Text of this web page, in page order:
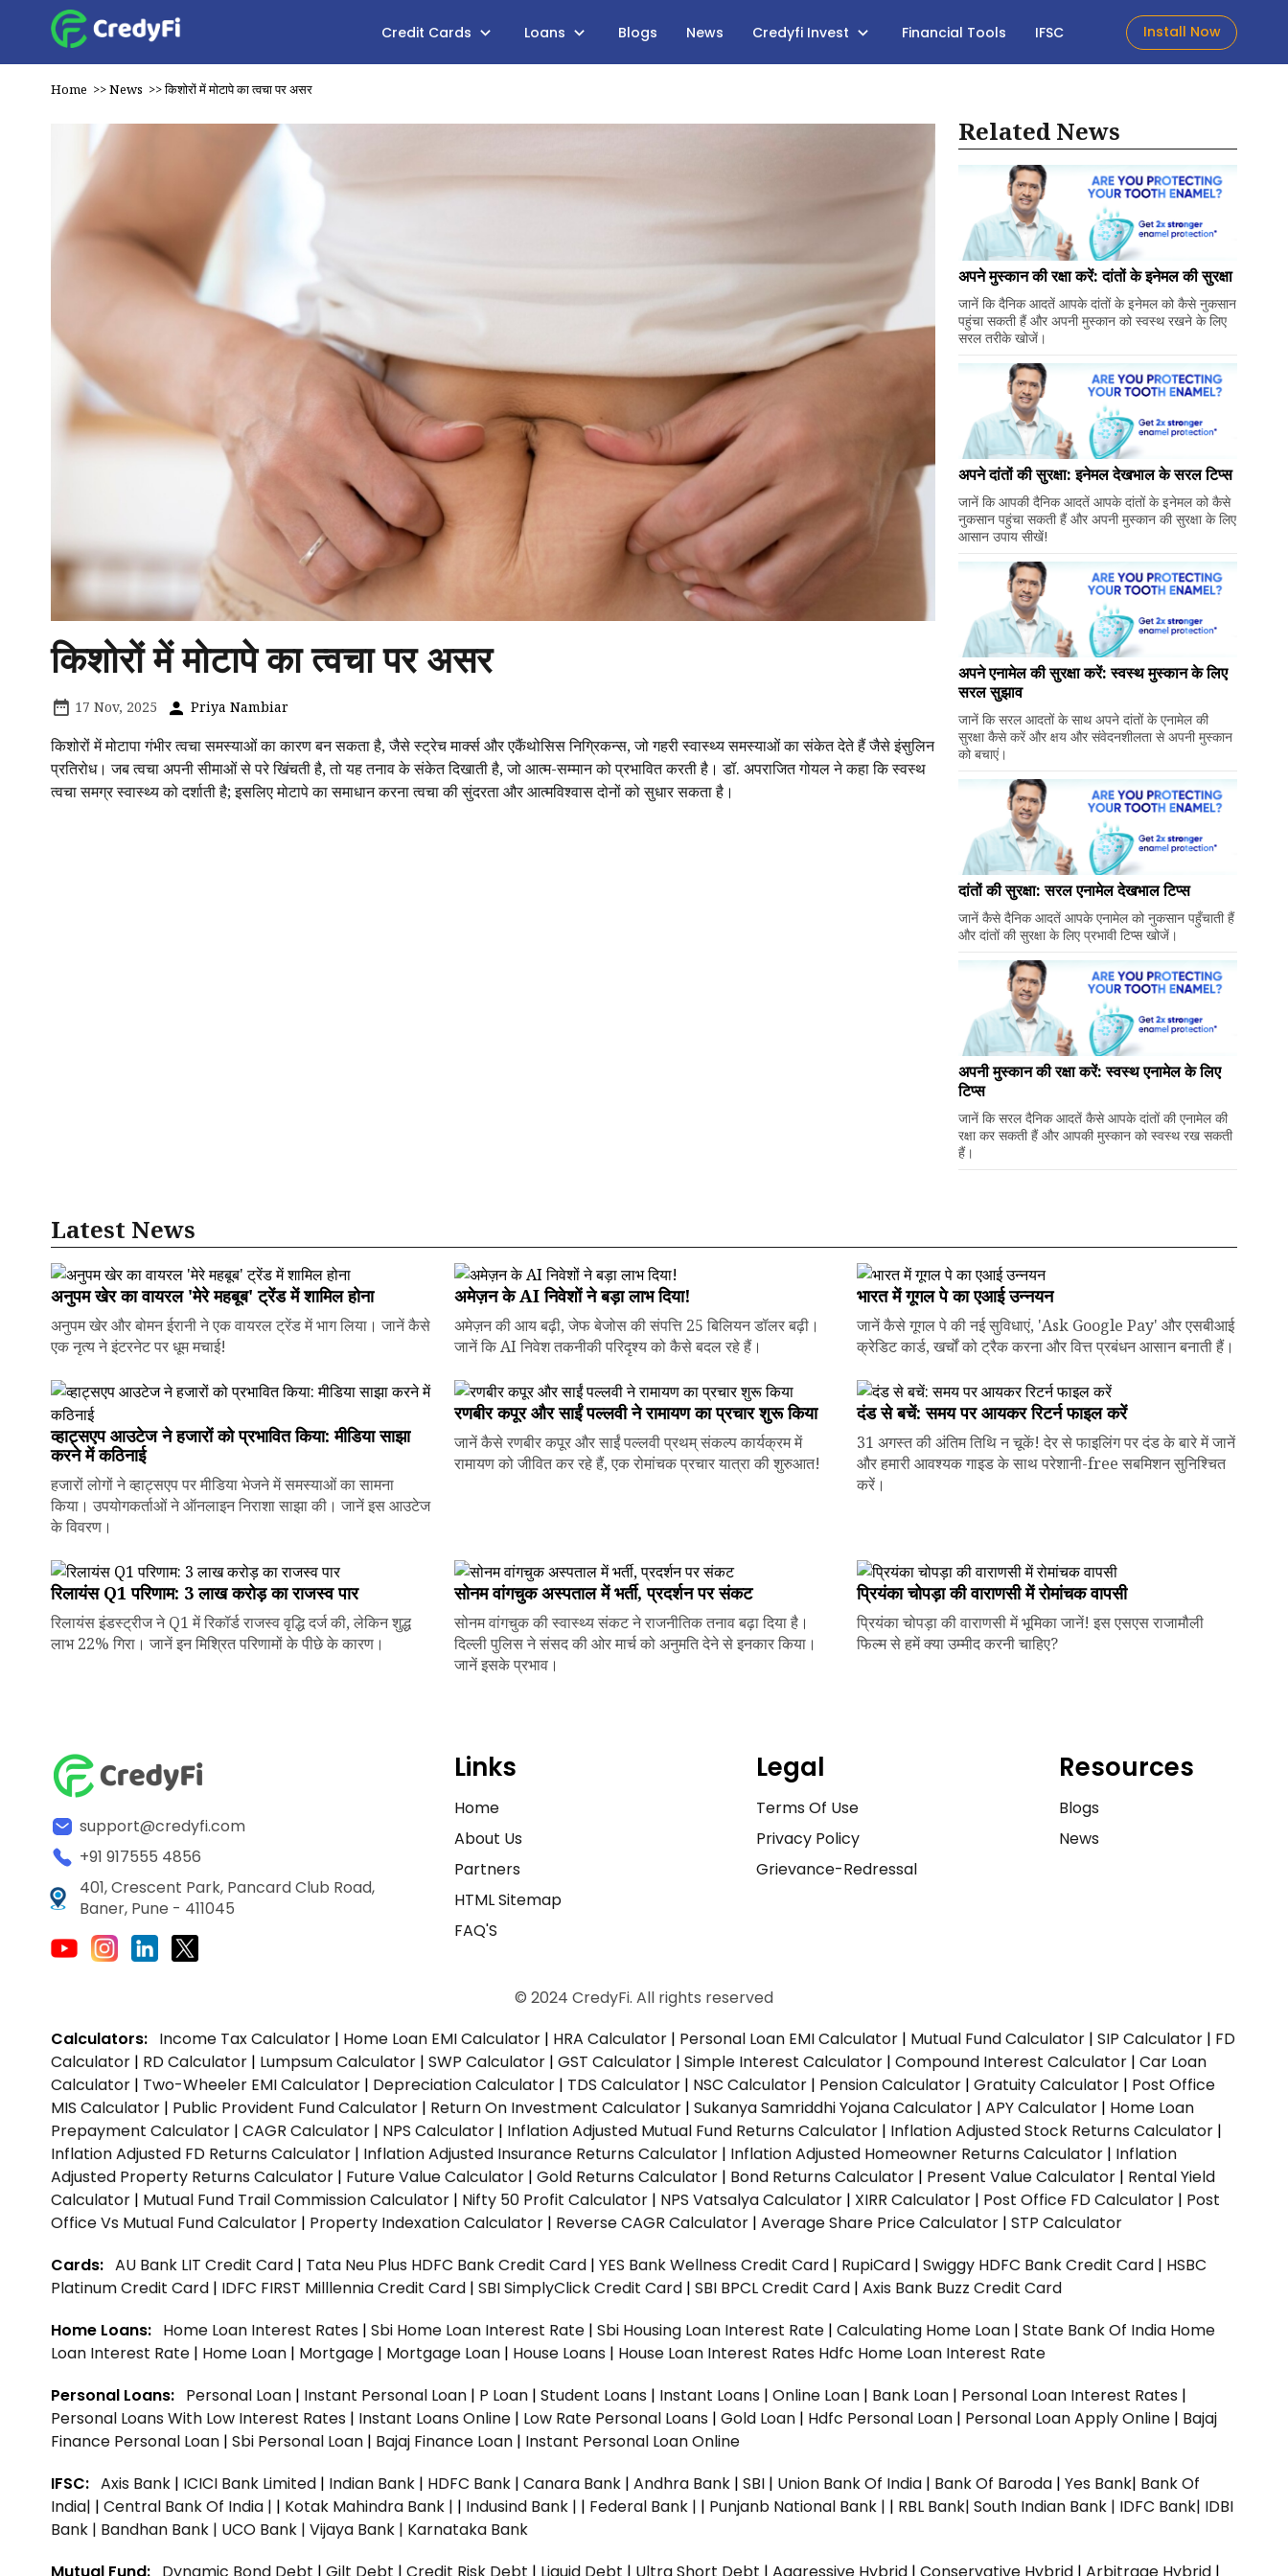
Credit Cards Loans Blogs News Credyfi Invest Financial Tools IFSC Install Now
Home >>News >>किशोरों में मोटापे का त्वचा पर असर
किशोरों में मोटापे का त्वचा पर असर
17 Nov, 2025 Priya Nambiar
किशोरों में मोटापा गंभीर त्वचा समस्याओं का कारण बन सकता है, जैसे स्ट्रेच मार्क्स और एकैंथोसिस निग्रिकन्स, जो गहरी स्वास्थ्य समस्याओं का संकेत देते हैं जैसे इंसुलिन
प्रतिरोध। जब त्वचा अपनी सीमाओं से परे खिंचती है, तो यह तनाव के संकेत दिखाती है, जो आत्म-सम्मान को प्रभावित करती है। डॉ. अपराजित गोयल ने कहा कि स्वस्थ
त्वचा समग्र स्वास्थ्य को दर्शाती है; इसलिए मोटापे का समाधान करना त्वचा की सुंदरता और आत्मविश्वास दोनों को सुधार सकता है।
Related News
अपने मुस्कान की रक्षा करें: दांतों के इनेमल की सुरक्षा
जानें कि दैनिक आदतें आपके दांतों के इनेमल को कैसे नुकसान
पहुंचा सकती हैं और अपनी मुस्कान को स्वस्थ रखने के लिए
सरल तरीके खोजें।
अपने दांतों की सुरक्षा: इनेमल देखभाल के सरल टिप्स
जानें कि आपकी दैनिक आदतें आपके दांतों के इनेमल को कैसे
नुकसान पहुंचा सकती हैं और अपनी मुस्कान की सुरक्षा के लिए
आसान उपाय सीखें!
अपने एनामेल की सुरक्षा करें: स्वस्थ मुस्कान के लिए
सरल सुझाव
जानें कि सरल आदतों के साथ अपने दांतों के एनामेल की
सुरक्षा कैसे करें और क्षय और संवेदनशीलता से अपनी मुस्कान
को बचाएं।
दांतों की सुरक्षा: सरल एनामेल देखभाल टिप्स
जानें कैसे दैनिक आदतें आपके एनामेल को नुकसान पहुँचाती हैं
और दांतों की सुरक्षा के लिए प्रभावी टिप्स खोजें।
अपनी मुस्कान की रक्षा करें: स्वस्थ एनामेल के लिए
टिप्स
जानें कि सरल दैनिक आदतें कैसे आपके दांतों की एनामेल की
रक्षा कर सकती हैं और आपकी मुस्कान को स्वस्थ रख सकती
हैं।
Latest News
अनुपम खेर का वायरल 'मेरे महबूब' ट्रेंड में शामिल होना
अनुपम खेर और बोमन ईरानी ने एक वायरल ट्रेंड में भाग लिया। जानें कैसे
एक नृत्य ने इंटरनेट पर धूम मचाई!
अमेज़न के AI निवेशों ने बड़ा लाभ दिया!
अमेज़न की आय बढ़ी, जेफ बेजोस की संपत्ति 25 बिलियन डॉलर बढ़ी।
जानें कि AI निवेश तकनीकी परिदृश्य को कैसे बदल रहे हैं।
भारत में गूगल पे का एआई उन्नयन
जानें कैसे गूगल पे की नई सुविधाएं, 'Ask Google Pay' और एसबीआई
क्रेडिट कार्ड, खर्चों को ट्रैक करना और वित्त प्रबंधन आसान बनाती हैं।
व्हाट्सएप आउटेज ने हजारों को प्रभावित किया: मीडिया साझा
करने में कठिनाई
हजारों लोगों ने व्हाट्सएप पर मीडिया भेजने में समस्याओं का सामना
किया। उपयोगकर्ताओं ने ऑनलाइन निराशा साझा की। जानें इस आउटेज
के विवरण।
रणबीर कपूर और साईं पल्लवी ने रामायण का प्रचार शुरू किया
जानें कैसे रणबीर कपूर और साईं पल्लवी प्रथम् संकल्प कार्यक्रम में
रामायण को जीवित कर रहे हैं, एक रोमांचक प्रचार यात्रा की शुरुआत!
दंड से बचें: समय पर आयकर रिटर्न फाइल करें
31 अगस्त की अंतिम तिथि न चूकें! देर से फाइलिंग पर दंड के बारे में जानें
और हमारी आवश्यक गाइड के साथ परेशानी-free सबमिशन सुनिश्चित
करें।
रिलायंस Q1 परिणाम: ₹3 लाख करोड़ का राजस्व पार
रिलायंस इंडस्ट्रीज ने Q1 में रिकॉर्ड राजस्व वृद्धि दर्ज की, लेकिन शुद्ध
लाभ 22% गिरा। जानें इन मिश्रित परिणामों के पीछे के कारण।
सोनम वांगचुक अस्पताल में भर्ती, प्रदर्शन पर संकट
सोनम वांगचुक की स्वास्थ्य संकट ने राजनीतिक तनाव बढ़ा दिया है।
दिल्ली पुलिस ने संसद की ओर मार्च को अनुमति देने से इनकार किया।
जानें इसके प्रभाव।
प्रियंका चोपड़ा की वाराणसी में रोमांचक वापसी
प्रियंका चोपड़ा की वाराणसी में भूमिका जानें! इस एसएस राजामौली
फिल्म से हमें क्या उम्मीद करनी चाहिए?
support@credyfi.com
+91 917555 4856
401, Crescent Park, Pancard Club Road,
Baner, Pune - 411045
Links
Home
About Us
Partners
HTML Sitemap
FAQ'S
Legal
Terms Of Use
Privacy Policy
Grievance-Redressal
Resources
Blogs
News
© 2024 CredyFi. All rights reserved
Calculators: Income Tax Calculator | Home Loan EMI Calculator | HRA Calculator | Personal Loan EMI Calculator | Mutual Fund Calculator | SIP Calculator | FD
Calculator | RD Calculator | Lumpsum Calculator | SWP Calculator | GST Calculator | Simple Interest Calculator | Compound Interest Calculator | Car Loan
Calculator | Two-Wheeler EMI Calculator | Depreciation Calculator | TDS Calculator | NSC Calculator | Pension Calculator | Gratuity Calculator | Post Office
MIS Calculator | Public Provident Fund Calculator | Return On Investment Calculator | Sukanya Samriddhi Yojana Calculator | APY Calculator | Home Loan
Prepayment Calculator | CAGR Calculator | NPS Calculator | Inflation Adjusted Mutual Fund Returns Calculator | Inflation Adjusted Stock Returns Calculator |
Inflation Adjusted FD Returns Calculator | Inflation Adjusted Insurance Returns Calculator | Inflation Adjusted Homeowner Returns Calculator | Inflation
Adjusted Property Returns Calculator | Future Value Calculator | Gold Returns Calculator | Bond Returns Calculator | Present Value Calculator | Rental Yield
Calculator | Mutual Fund Trail Commission Calculator | Nifty 50 Profit Calculator | NPS Vatsalya Calculator | XIRR Calculator | Post Office FD Calculator | Post
Office Vs Mutual Fund Calculator | Property Indexation Calculator | Reverse CAGR Calculator | Average Share Price Calculator | STP Calculator
Cards: AU Bank LIT Credit Card | Tata Neu Plus HDFC Bank Credit Card | YES Bank Wellness Credit Card | RupiCard | Swiggy HDFC Bank Credit Card | HSBC
Platinum Credit Card | IDFC FIRST Milllennia Credit Card | SBI SimplyClick Credit Card | SBI BPCL Credit Card | Axis Bank Buzz Credit Card
Home Loans: Home Loan Interest Rates | Sbi Home Loan Interest Rate | Sbi Housing Loan Interest Rate | Calculating Home Loan | State Bank Of India Home
Loan Interest Rate | Home Loan | Mortgage | Mortgage Loan | House Loans | House Loan Interest Rates Hdfc Home Loan Interest Rate
Personal Loans: Personal Loan | Instant Personal Loan | P Loan | Student Loans | Instant Loans | Online Loan | Bank Loan | Personal Loan Interest Rates |
Personal Loans With Low Interest Rates | Instant Loans Online | Low Rate Personal Loans | Gold Loan | Hdfc Personal Loan | Personal Loan Apply Online | Bajaj
Finance Personal Loan | Sbi Personal Loan | Bajaj Finance Loan | Instant Personal Loan Online
IFSC: Axis Bank | ICICI Bank Limited | Indian Bank | HDFC Bank | Canara Bank | Andhra Bank | SBI | Union Bank Of India | Bank Of Baroda | Yes Bank| Bank Of
India| | Central Bank Of India | | Kotak Mahindra Bank | | Indusind Bank | | Federal Bank | | Punjanb National Bank | | RBL Bank| South Indian Bank | IDFC Bank| IDBI
Bank | Bandhan Bank | UCO Bank | Vijaya Bank | Karnataka Bank